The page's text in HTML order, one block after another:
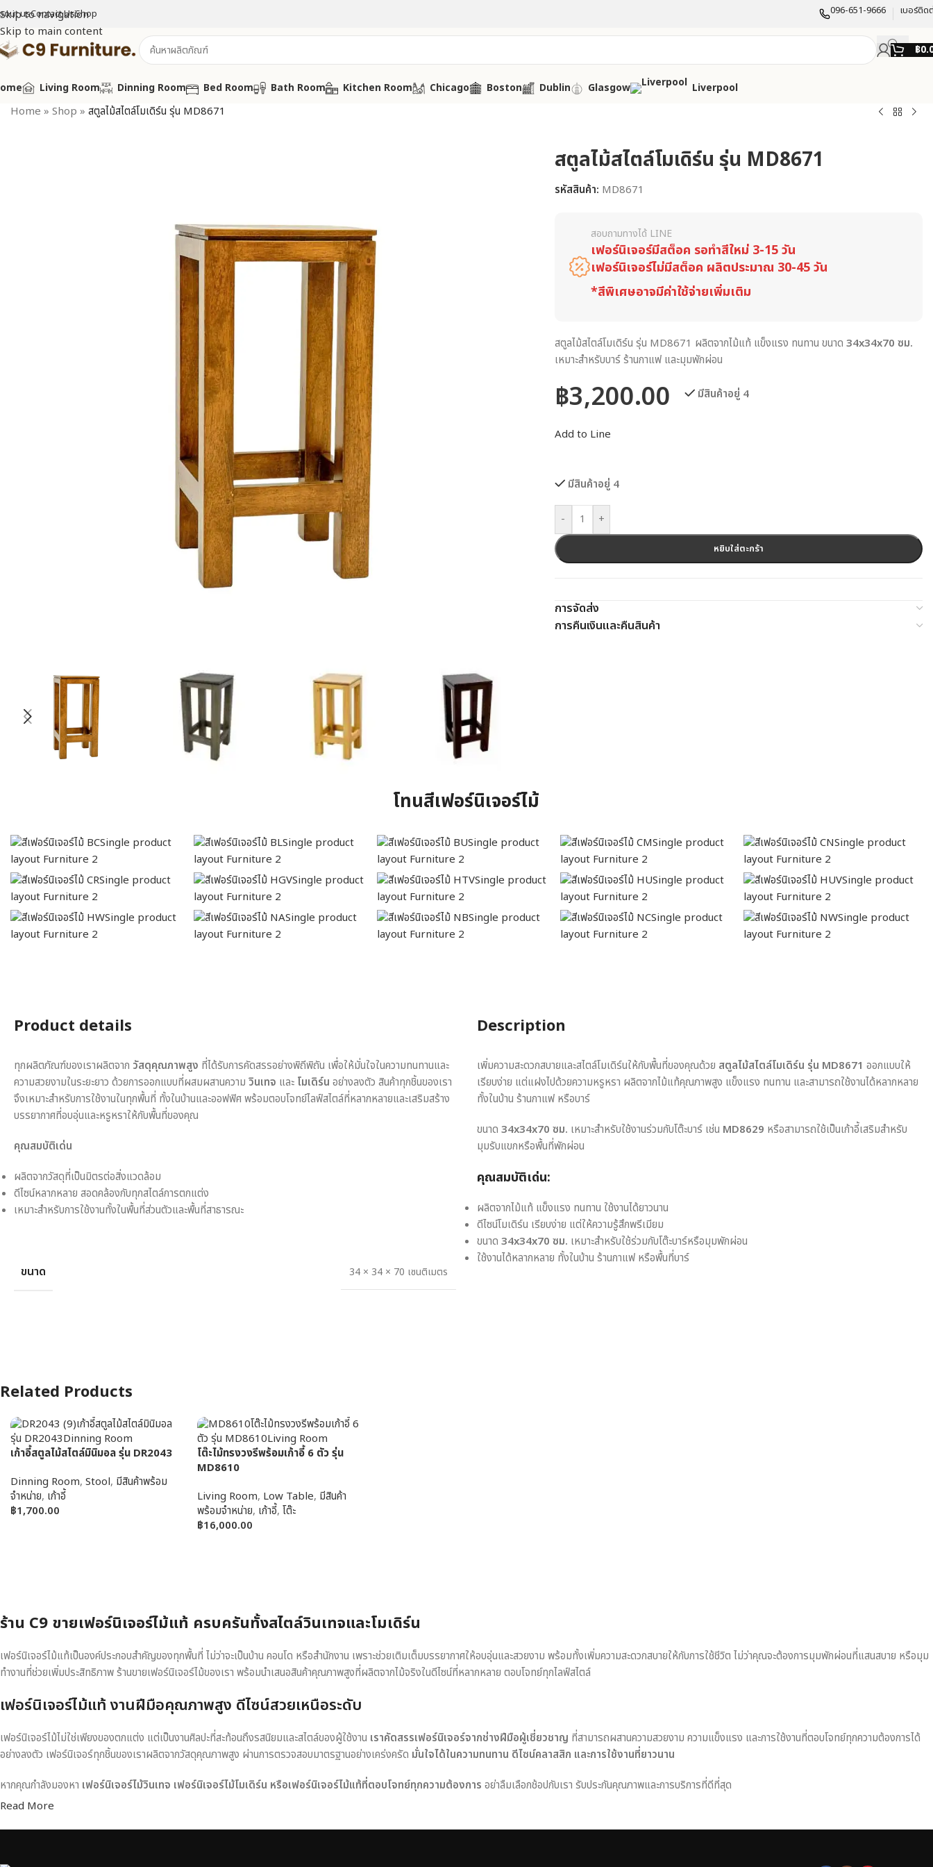
Skip to navigation
Skip to main content
usContact UsShop 096-651-9666 เบอร์ติด
฿
Living Room Dinning Room Bed Room Bath Room Kitchen Room Chicago Boston Dublin Glasgow Liverpool
Home » Shop » สตูลไม้สไตล์โมเดิร์น รุ่น MD8671
สตูลไม้สไตล์โมเดิร์น รุ่น MD8671
รหัสสินค้า: MD8671
สอบถามทางได้ LINE
เฟอร์นิเจอร์มีสต็อค รอทำสีใหม่ 3-15 วัน
เฟอร์นิเจอร์ไม่มีสต็อค ผลิตประมาณ 30-45 วัน
*สีพิเศษอาจมีค่าใช้จ่ายเพิ่มเติม
สตูลไม้สไตล์โมเดิร์น รุ่น MD8671 ผลิตจากไม้แท้ แข็งแรง ทนทาน ขนาด 34x34x70 ซม.
เหมาะสำหรับบาร์ ร้านกาแฟ และมุมพักผ่อน
฿3,200.00 มีสินค้าอยู่ 4
Add to Line
มีสินค้าอยู่ 4
- +
หยิบใส่ตะกร้า
การจัดส่ง
การคืนเงินและคืนสินค้า
โทนสีเฟอร์นิเจอร์ไม้
Product details
ทุกผลิตภัณฑ์ของเราผลิตจาก วัสดุคุณภาพสูง ที่ได้รับการคัดสรรอย่างพิถีพิถัน เพื่อให้มั่นใจในความทนทานและ
ความสวยงามในระยะยาว ด้วยการออกแบบที่ผสมผสานความ วินเทจ และ โมเดิร์น อย่างลงตัว สินค้าทุกชิ้นของเรา
จึงเหมาะสำหรับการใช้งานในทุกพื้นที่ ทั้งในบ้านและออฟฟิศ พร้อมตอบโจทย์ไลฟ์สไตล์ที่หลากหลายและเสริมสร้าง
บรรยากาศที่อบอุ่นและหรูหราให้กับพื้นที่ของคุณ
คุณสมบัติเด่น
ผลิตจากวัสดุที่เป็นมิตรต่อสิ่งแวดล้อม
ดีไซน์หลากหลาย สอดคล้องกับทุกสไตล์การตกแต่ง
เหมาะสำหรับการใช้งานทั้งในพื้นที่ส่วนตัวและพื้นที่สาธารณะ
ขนาด 34 × 34 × 70 เซนติเมตร
Description
เพิ่มความสะดวกสบายและสไตล์โมเดิร์นให้กับพื้นที่ของคุณด้วย สตูลไม้สไตล์โมเดิร์น รุ่น MD8671 ออกแบบให้
เรียบง่าย แต่แฝงไปด้วยความหรูหรา ผลิตจากไม้แท้คุณภาพสูง แข็งแรง ทนทาน และสามารถใช้งานได้หลากหลาย
ทั้งในบ้าน ร้านกาแฟ หรือบาร์
ขนาด 34x34x70 ซม. เหมาะสำหรับใช้งานร่วมกับโต๊ะบาร์ เช่น MD8629 หรือสามารถใช้เป็นเก้าอี้เสริมสำหรับ
มุมรับแขกหรือพื้นที่พักผ่อน
คุณสมบัติเด่น:
ผลิตจากไม้แท้ แข็งแรง ทนทาน ใช้งานได้ยาวนาน
ดีไซน์โมเดิร์น เรียบง่าย แต่ให้ความรู้สึกพรีเมียม
ขนาด 34x34x70 ซม. เหมาะสำหรับใช้ร่วมกับโต๊ะบาร์หรือมุมพักผ่อน
ใช้งานได้หลากหลาย ทั้งในบ้าน ร้านกาแฟ หรือพื้นที่บาร์
Related Products
เก้าอี้สตูลไม้สไตล์มินิมอล รุ่น DR2043
Dinning Room, Stool, มีสินค้าพร้อม
จำหน่าย, เก้าอี้
฿1,700.00
โต๊ะไม้ทรงวงรีพร้อมเก้าอี้ 6 ตัว รุ่น
MD8610
Living Room, Low Table, มีสินค้า
พร้อมจำหน่าย, เก้าอี้, โต๊ะ
฿16,000.00
ร้าน C9 ขายเฟอร์นิเจอร์ไม้แท้ ครบครันทั้งสไตล์วินเทจและโมเดิร์น
เฟอร์นิเจอร์ไม้แท้เป็นองค์ประกอบสำคัญของทุกพื้นที่ ไม่ว่าจะเป็นบ้าน คอนโด หรือสำนักงาน เพราะช่วยเติมเต็มบรรยากาศให้อบอุ่นและสวยงาม พร้อมทั้งเพิ่มความสะดวกสบายให้กับการใช้ชีวิต ไม่ว่าคุณจะต้องการมุมพักผ่อนที่แสนสบาย หรือมุม
ทำงานที่ช่วยเพิ่มประสิทธิภาพ ร้านขายเฟอร์นิเจอร์ไม้ของเรา พร้อมนำเสนอสินค้าคุณภาพสูงที่ผลิตจากไม้จริงในดีไซน์ที่หลากหลาย ตอบโจทย์ทุกไลฟ์สไตล์
เฟอร์นิเจอร์ไม้แท้ งานฝีมือคุณภาพสูง ดีไซน์สวยเหนือระดับ
เฟอร์นิเจอร์ไม้ไม่ใช่เพียงของตกแต่ง แต่เป็นงานศิลปะที่สะท้อนถึงรสนิยมและสไตล์ของผู้ใช้งาน เราคัดสรรเฟอร์นิเจอร์จากช่างฝีมือผู้เชี่ยวชาญ ที่สามารถผสานความสวยงาม ความแข็งแรง และการใช้งานที่ตอบโจทย์ทุกความต้องการได้
อย่างลงตัว เฟอร์นิเจอร์ทุกชิ้นของเราผลิตจากวัสดุคุณภาพสูง ผ่านการตรวจสอบมาตรฐานอย่างเคร่งครัด มั่นใจได้ในความทนทาน ดีไซน์คลาสสิก และการใช้งานที่ยาวนาน
หากคุณกำลังมองหา เฟอร์นิเจอร์ไม้วินเทจ เฟอร์นิเจอร์ไม้โมเดิร์น หรือเฟอร์นิเจอร์ไม้แท้ที่ตอบโจทย์ทุกความต้องการ อย่าลืมเลือกช้อปกับเรา รับประกันคุณภาพและการบริการที่ดีที่สุด
Read More